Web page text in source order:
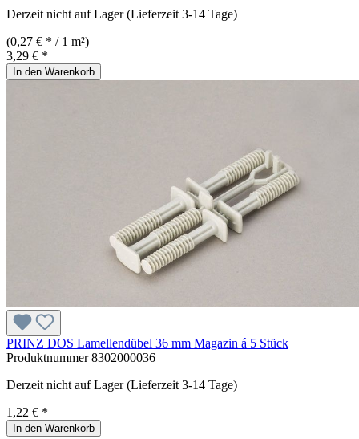
Derzeit nicht auf Lager (Lieferzeit 3-14 Tage)
(0,27 € * / 1 m²)
3,29 € *
In den Warenkorb
PRINZ DOS Lamellendübel 36 mm Magazin á 5 Stück
Produktnummer8302000036
Derzeit nicht auf Lager (Lieferzeit 3-14 Tage)
1,22 € *
In den Warenkorb